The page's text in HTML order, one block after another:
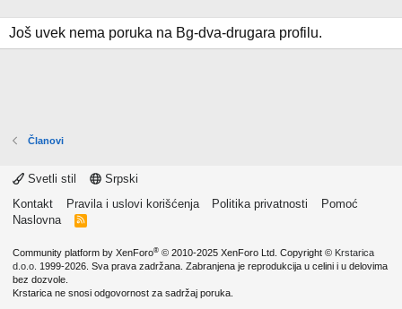
Još uvek nema poruka na Bg-dva-drugara profilu.
Članovi
Svetli stil
Srpski
Kontakt
Pravila i uslovi korišćenja Politika privatnosti
Pomoć
Naslovna
R
Community platform by XenForo® © 2010-2025 XenForo Ltd. Copyright © Krstarica
d.o.o. 1999-2026. Sva prava zadržana. Zabranjena je reprodukcija u celini i u delovima
bez dozvole.
Krstarica ne snosi odgovornost za sadržaj poruka.